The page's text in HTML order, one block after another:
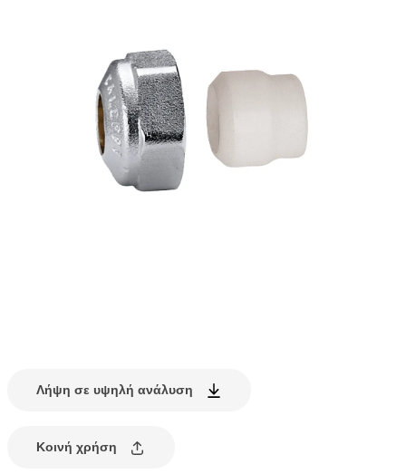
Λήψη σε υψηλή ανάλυση
Κοινή χρήση